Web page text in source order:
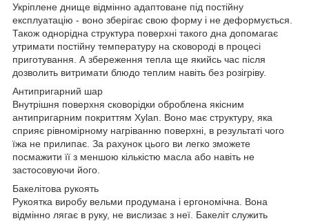
Укріплене днище відмінно адаптоване під постійну
експлуатацію - воно зберігає свою форму і не деформується.
Також однорідна структура поверхні такого дна допомагає
утримати постійну температуру на сковороді в процесі
приготування. А збереження тепла ще якийсь час після
дозволить витримати блюдо теплим навіть без розігріву.
Антипригарний шар
Внутрішня поверхня сковорідки оброблена якісним
антипригарним покриттям Xylan. Воно має структуру, яка
сприяє рівномірному нагріванню поверхні, в результаті чого
їжа не прилипає. За рахунок цього ви легко зможете
посмажити її з меншою кількістю масла або навіть не
застосовуючи його.
Бакелітова рукоять
Рукоятка виробу вельми продумана і ергономічна. Вона
відмінно лягає в руку, не вислизає з неї. Бакеліт служить